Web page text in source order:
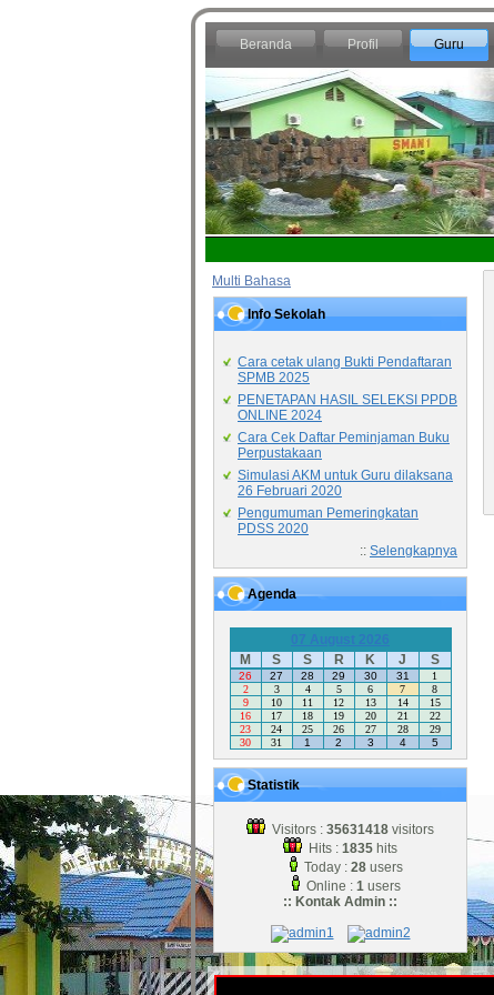
Beranda Profil Guru
Multi Bahasa
Info Sekolah
Cara cetak ulang Bukti Pendaftaran
SPMB 2025
PENETAPAN HASIL SELEKSI PPDB
ONLINE 2024
Cara Cek Daftar Peminjaman Buku
Perpustakaan
Simulasi AKM untuk Guru dilaksana
26 Februari 2020
Pengumuman Pemeringkatan
PDSS 2020
:: Selengkapnya
Agenda
07 August 2026
M
S S R K J S
26 27 28 29 30 31
1
2
3 4 5 6 7
8
9
10 11 12 13 14
15
16
17 18 19 20 21
22
23
24 25 26 27 28
29
30
31 1 2 3 4 5
Statistik
Visitors : 35631418 visitors
Hits : 1835 hits
Today : 28users
Online : 1users
:: Kontak Admin ::